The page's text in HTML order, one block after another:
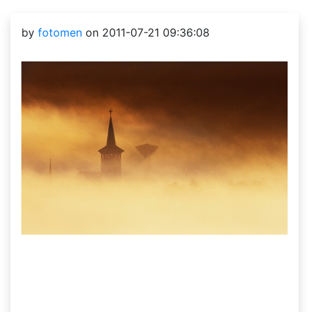
by fotomen on 2011-07-21 09:36:08